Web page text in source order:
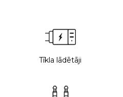
Tīkla lādētāji